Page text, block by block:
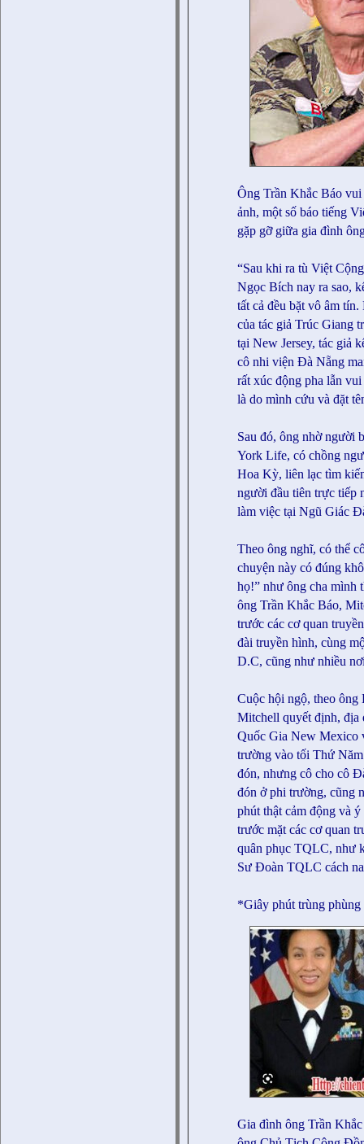
Ông Trần Khắc Báo
ảnh, một số báo tiếng
gặp gỡ giữa gia đình
“Sau khi ra tù Việt
Ngọc Bích nay ra sao,
tất cả đều bặt vô âm
của tác giả Trúc Giang
tại New Jersey, tác giả
cô nhi viện Đà Nẵng
rất xúc động pha lẫn
là do mình cứu và đặt
Sau đó, ông nhờ người
York Life, có chồng
Hoa Kỳ, liên lạc tìm
người đầu tiên trực tiếp
làm việc tại Ngũ Giác
Theo ông nghĩ, có thể
chuyện này có đúng
họ!” như ông cha mình
ông Trần Khắc Báo,
trước các cơ quan
đài truyền hình, cùng
D.C, cũng như nhiều
Cuộc hội ngộ, theo
Mitchell quyết định,
Quốc Gia New Mexico
trường vào tối Thứ
đón, nhưng cô cho cô
đón ở phi trường, cũng
phút thật cảm động và
trước mặt các cơ quan
quân phục TQLC, như
Sư Đoàn TQLC cách
*Giây phút trùng phùng
Gia đình ông Trần